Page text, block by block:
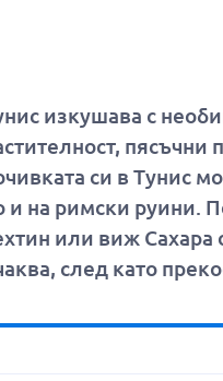
изкушава с
си в Тунис
и на римски руини.
или виж Сахара
след като